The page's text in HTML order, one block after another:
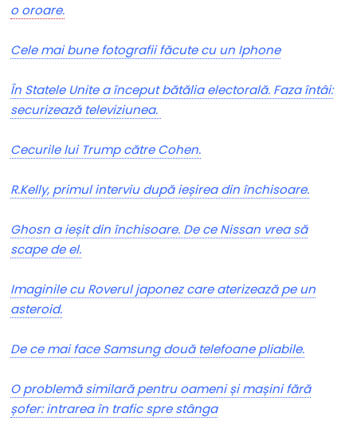
o oroare.
Cele mai bune fotografii făcute cu un Iphone
În Statele Unite a început bătălia electorală. Faza întâi:
securizează televiziunea.
Cecurile lui Trump către Cohen.
R.Kelly, primul interviu după ieșirea din închisoare.
Ghosn a ieșit din închisoare. De ce Nissan vrea să
scape de el.
Imaginile cu Roverul japonez care aterizează pe un
asteroid.
De ce mai face Samsung două telefoane pliabile.
O problemă similară pentru oameni și mașini fără
șofer: intrarea în trafic spre stânga